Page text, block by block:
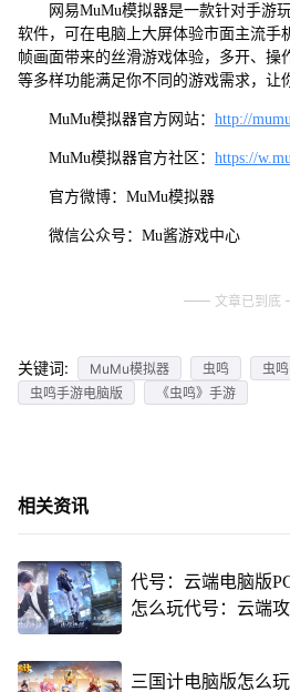
网易MuMu模拟器是一款针对手游玩
软件，可在电脑上大屏体验市面主流手
帧画面带来的丝滑游戏体验，多开、操
等多样功能满足你不同的游戏需求，让
MuMu模拟器官方网站： http://
MuMu模拟器官方社区： https://
官方微博：MuMu模拟器
微信公众号：Mu酱游戏中心
文章已到底
关键词: MuMu模拟器 虫鸣 虫
虫鸣手游电脑版
《虫鸣》手游
相关资讯
代号：云端电脑版
怎么玩代号：云端
三国计电脑版怎么